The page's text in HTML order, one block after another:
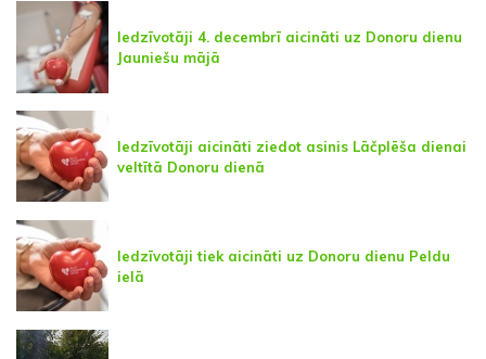
Iedzīvotāji 4. decembrī aicināti uz Donoru dienu
Jauniešu mājā
Iedzīvotāji aicināti ziedot asinis Lāčplēša dienai
veltītā Donoru dienā
Iedzīvotāji tiek aicināti uz Donoru dienu Peldu
ielā